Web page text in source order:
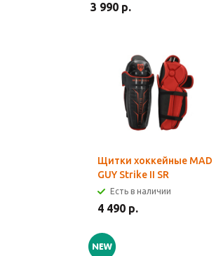
3 990 р.
Щитки хоккейные MAD
GUY Strike II SR
Есть в наличии
4 490 р.